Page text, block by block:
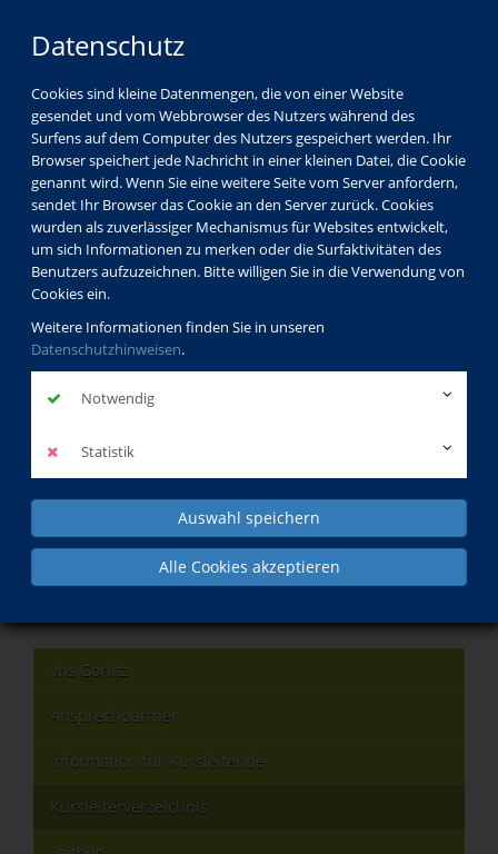
Datenschutz
Cookies sind kleine Datenmengen, die von einer Website
gesendet und vom Webbrowser des Nutzers während des
Surfens auf dem Computer des Nutzers gespeichert werden. Ihr
Browser speichert jede Nachricht in einer kleinen Datei, die Cookie
genannt wird. Wenn Sie eine weitere Seite vom Server anfordern,
sendet Ihr Browser das Cookie an den Server zurück. Cookies
wurden als zuverlässiger Mechanismus für Websites entwickelt,
um sich Informationen zu merken oder die Surfaktivitäten des
Benutzers aufzuzeichnen. Bitte willigen Sie in die Verwendung von
Cookies ein.
Weitere Informationen finden Sie in unseren
Datenschutzhinweisen.
Notwendig
Statistik
Auswahl speichern
Alle Cookies akzeptieren
vhs Görlitz
Kursleiterverzeichnis
Martina Gottlieb
Martina Gottlieb
Dozentinnenprofil
Kurse der Dozentin
Deutsch als Fremdsprache - Aufbaukurs
Do., 10.09.2026
vhs Görlitz
Ansprechpartner
Information für Kursleitende
Kursleiterverzeichnis